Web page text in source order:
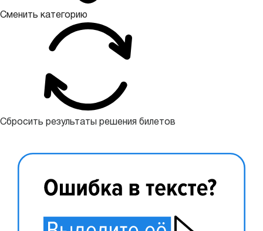
Сменить категорию
Сбросить результаты решения билетов